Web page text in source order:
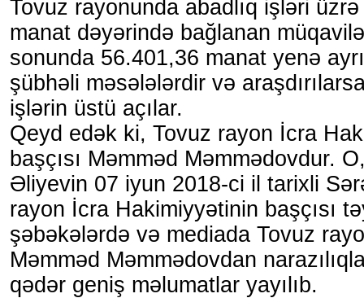
Tovuz rayonunda abadlıq işləri
manat dəyərində bağlanan
sonunda 56.401,36 manat yenə
şübhəli məsələlərdir və
işlərin üstü açılar.
Qeyd edək ki, Tovuz rayon İcra
başçısı Məmməd Məmmədovdur.
Əliyevin 07 iyun 2018-ci il tarixli
rayon İcra Hakimiyyətinin başçısı
şəbəkələrdə və mediada Tovuz
Məmməd Məmmədovdan
qədər geniş məlumatlar yayılıb.